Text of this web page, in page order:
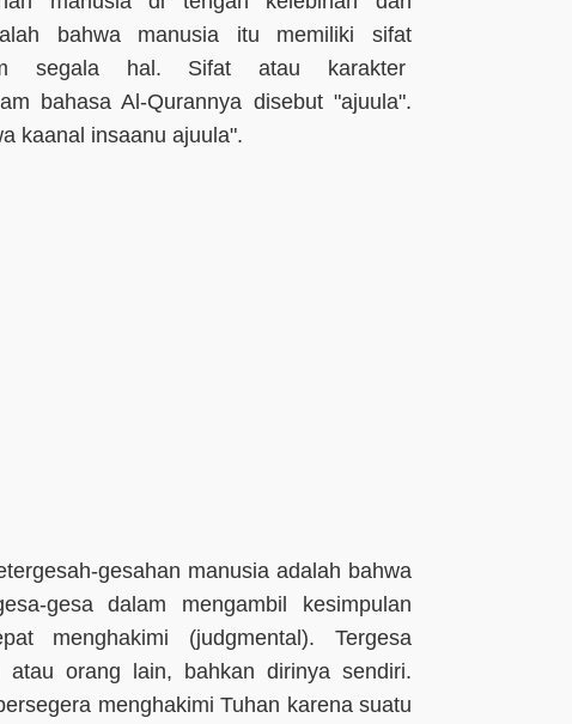
bahwa manusia itu memiliki sifat
segala hal. Sifat atau karakter
bahasa Al-Qurannya disebut "ajuula".
kaanal insaanu ajuula".
gesahan manusia adalah bahwa
gesa dalam mengambil kesimpulan
menghakimi (judgmental). Tergesa
atau orang lain, bahkan dirinya sendiri.
menghakimi Tuhan karena suatu